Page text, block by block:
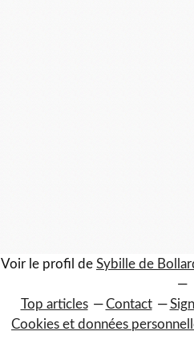
Voir le profil de Sybille de
Top articles Contact
Cookies et données